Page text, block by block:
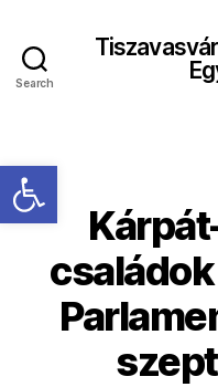
Eszköztár megnyitása
Search